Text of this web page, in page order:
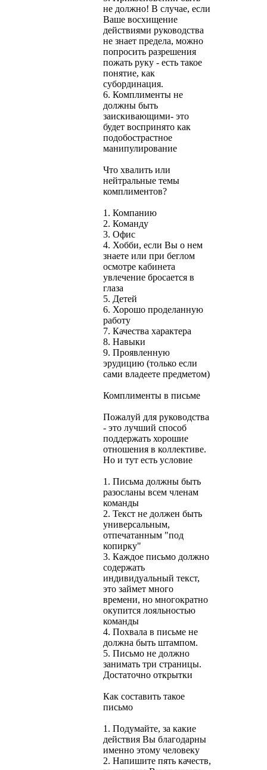
не должно! В случае, если
Ваше восхищение
действиями руководства
не знает предела, можно
попросить разрешения
пожать руку - есть такое
понятие, как
субординация.
6. Комплименты не
должны быть
заискивающими- это
будет воспринято как
подобострастное
манипулирование
Что хвалить или
нейтральные темы
комплиментов?
1. Компанию
2. Команду
3. Офис
4. Хобби, если Вы о нем
знаете или при беглом
осмотре кабинета
увлечение бросается в
глаза
5. Детей
6. Хорошо проделанную
работу
7. Качества характера
8. Навыки
9. Проявленную
эрудицию (только если
сами владеете предметом)
Комплименты в письме
Пожалуй для руководства
- это лучший способ
поддержать хорошие
отношения в коллективе.
Но и тут есть условие
1. Письма должны быть
разосланы всем членам
команды
2. Текст не должен быть
универсальным,
отпечатанным "под
копирку"
3. Каждое письмо должно
содержать
индивидуальный текст,
это займет много
времени, но многократно
окупится лояльностью
команды
4. Похвала в письме не
должна быть штампом.
5. Письмо не должно
занимать три страницы.
Достаточно открытки
Как составить такое
письмо
1. Подумайте, за какие
действия Вы благодарны
именно этому человеку
2. Напишите пять качеств,